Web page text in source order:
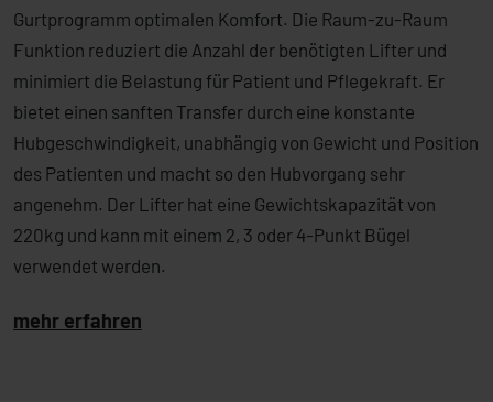
Gurtprogramm optimalen Komfort. Die Raum-zu-Raum
Funktion reduziert die Anzahl der benötigten Lifter und
minimiert die Belastung für Patient und Pflegekraft. Er
bietet einen sanften Transfer durch eine konstante
Hubgeschwindigkeit, unabhängig von Gewicht und Position
des Patienten und macht so den Hubvorgang sehr
angenehm. Der Lifter hat eine Gewichtskapazität von
220kg und kann mit einem 2, 3 oder 4-Punkt Bügel
verwendet werden.
mehr erfahren